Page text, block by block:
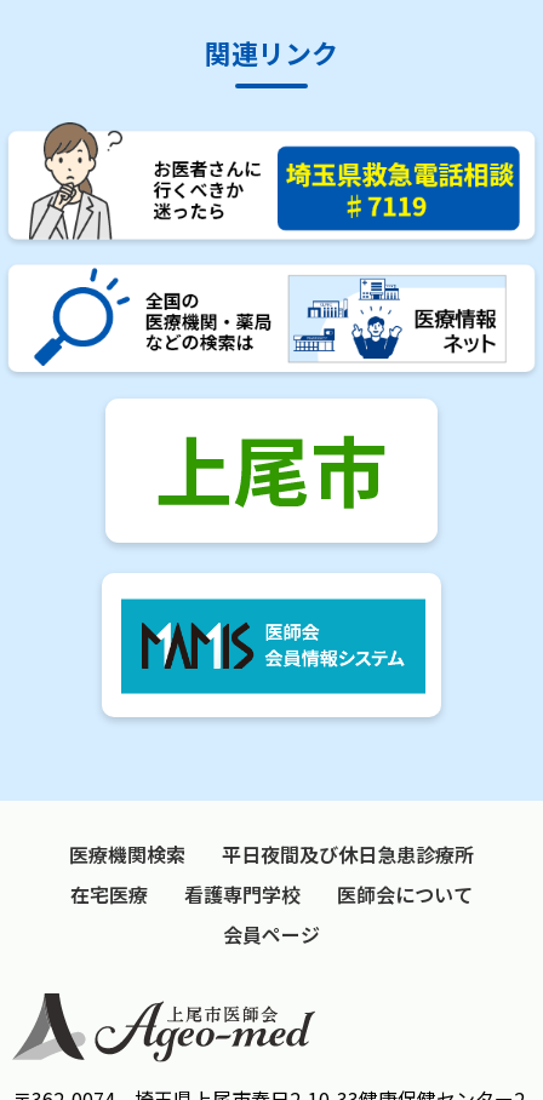
関連リンク
医療機関検索
平日夜間及び休日急患診療所
在宅医療
看護専門学校
医師会について
会員ページ